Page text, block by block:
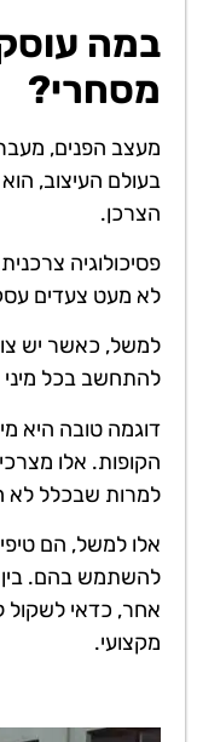
במה
מסחרי?
מעצב הפנים,
בעולם העיצוב, הוא
הצרכן.
פסיכולוגיה
לא מעט צעדים
למשל, כאשר יש
להתחשב בכל מיני
דוגמה טובה היא
הקופות. אלו
למרות שבכלל לא
אלו למשל, הם
להשתמש בהם.
אחר, כדאי לשקול
מקצועי.